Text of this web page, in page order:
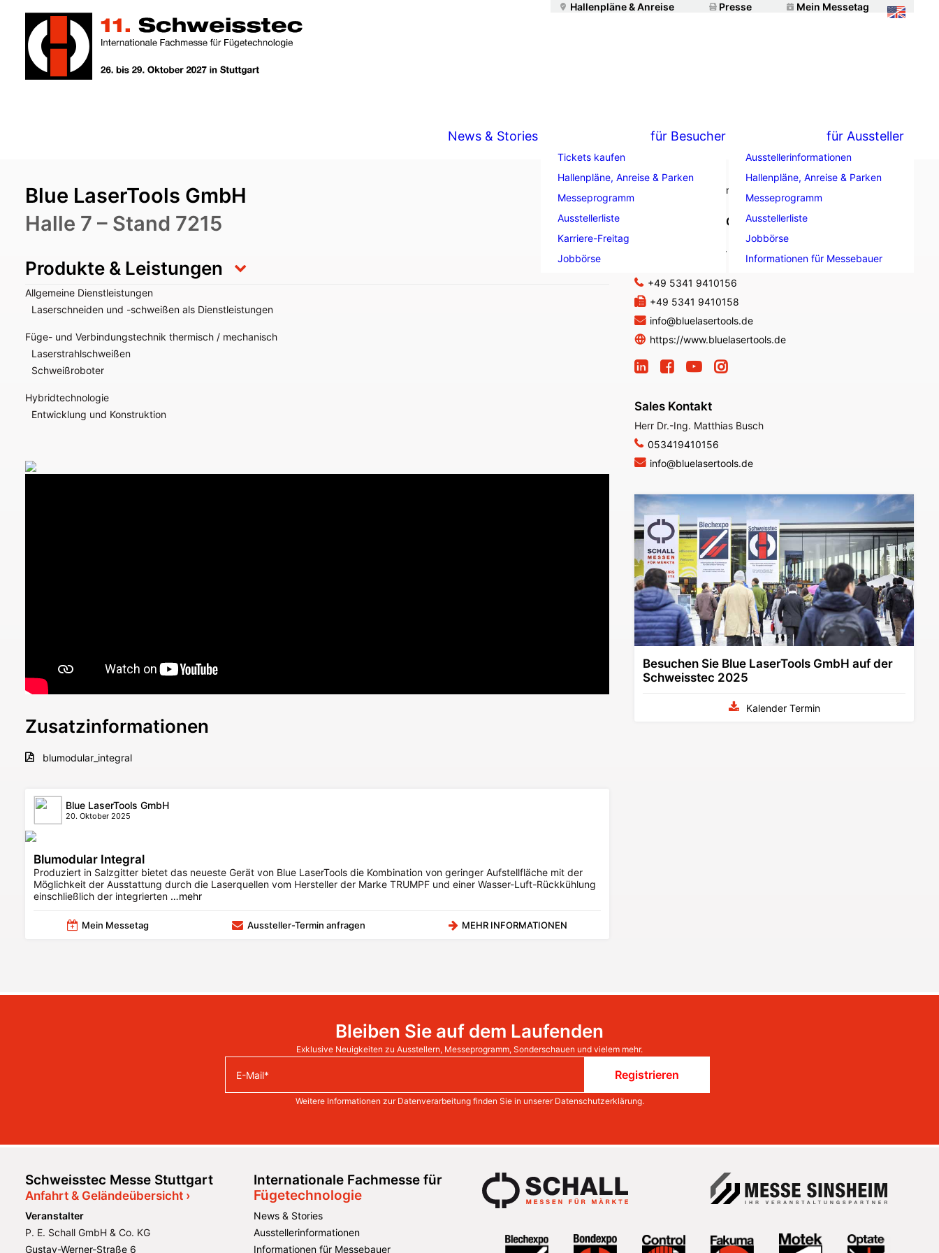
Hallenpläne & Anreise Presse Mein Messetag
News & Stories für Besucher
Tickets kaufen
Hallenpläne, Anreise & Parken
Messeprogramm
Ausstellerliste
Karriere-Freitag
Jobbörse
für Aussteller
Ausstellerinformationen
Hallenpläne, Anreise & Parken
Messeprogramm
Ausstellerliste
Jobbörse
Informationen für Messebauer
Blue LaserTools GmbH
Halle 7 – Stand 7215
Produkte & Leistungen
Allgemeine Dienstleistungen
Laserschneiden und -schweißen als Dienstleistungen
Füge- und Verbindungstechnik thermisch / mechanisch
Laserstrahlschweißen
Schweißroboter
Hybridtechnologie
Entwicklung und Konstruktion
Zusatzinformationen
blumodular_integral
Blue LaserTools GmbH
20. Oktober 2025
Blumodular Integral
Produziert in Salzgitter bietet das neueste Gerät von Blue LaserTools die Kombination von geringer Aufstellfläche mit der
Möglichkeit der Ausstattung durch die Laserquellen vom Hersteller der Marke TRUMPF und einer Wasser-Luft-Rückkühlung
einschließlich der integrierten …mehr
Mein Messetag Aussteller-Termin anfragen MEHR INFORMATIONEN
Blue LaserTools GmbH
38229 Salzgitter
+49 5341 9410156
+49 5341 9410158
info@bluelasertools.de
https://www.bluelasertools.de
Sales Kontakt
Herr Dr.-Ing. Matthias Busch
053419410156
info@bluelasertools.de
Besuchen Sie Blue LaserTools GmbH auf der
Schweisstec 2025
Kalender Termin
Bleiben Sie auf dem Laufenden
Exklusive Neuigkeiten zu Ausstellern, Messeprogramm, Sonderschauen und vielem mehr.
Registrieren
Weitere Informationen zur Datenverarbeitung finden Sie in unserer Datenschutzerklärung.
Schweisstec Messe Stuttgart
Anfahrt & Geländeübersicht ›
Veranstalter
P. E. Schall GmbH & Co. KG
Gustav-Werner-Straße 6
Internationale Fachmesse für
Fügetechnologie
News & Stories
Ausstellerinformationen
Informationen für Messebauer